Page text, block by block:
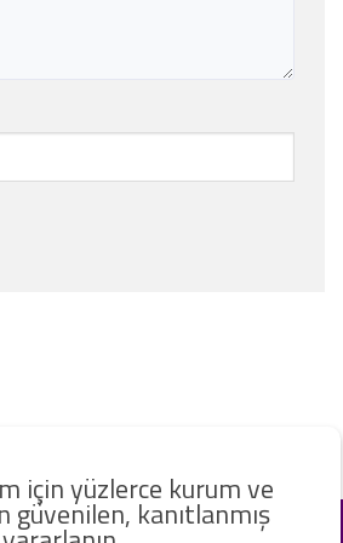
için yüzlerce kurum ve
güvenilen, kanıtlanmış